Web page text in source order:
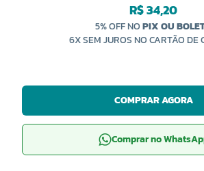
R$ 34,20
5% OFF NOPIX OU
6X SEM JUROS NO CARTÃO DE
COMPRAR AGORA
Comprar no